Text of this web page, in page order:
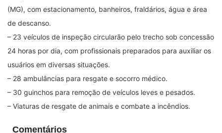
(MG), com estacionamento, banheiros, fraldários, água e área
de descanso.
– 23 veículos de inspeção circularão pelo trecho sob concessão
24 horas por dia, com profissionais preparados para auxiliar os
usuários em diversas situações.
– 28 ambulâncias para resgate e socorro médico.
– 30 guinchos para remoção de veículos leves e pesados.
– Viaturas de resgate de animais e combate a incêndios.
Comentários